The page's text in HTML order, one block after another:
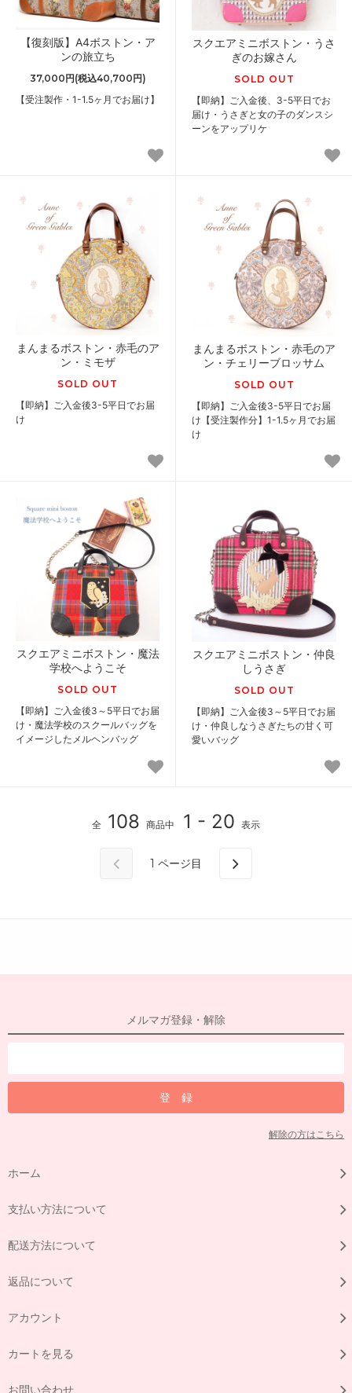
【復刻版】A4ボストン・ア
ンの旅立ち
37,000円(税込40,700円)
【受注製作・1-1.5ヶ月でお届け】
スクエアミニボストン・うさ
ぎのお嫁さん
SOLD OUT
【即納】ご入金後、3-5平日でお
届け・うさぎと女の子のダンスシ
ーンをアップリケ
まんまるボストン・赤毛のア
ン・ミモザ
SOLD OUT
【即納】ご入金後3-5平日でお届
け
まんまるボストン・赤毛のア
ン・チェリーブロッサム
SOLD OUT
【即納】ご入金後3-5平日でお届
け【受注製作分】1-1.5ヶ月でお届
け
スクエアミニボストン・魔法
学校へようこそ
SOLD OUT
【即納】ご入金後3～5平日でお届
け・魔法学校のスクールバッグを
イメージしたメルヘンバッグ
スクエアミニボストン・仲良
しうさぎ
SOLD OUT
【即納】ご入金後3～5平日でお届
け・仲良しなうさぎたちの甘く可
愛いバッグ
全 108 商品中 1 - 20 表示
1 ページ目
メルマガ登録・解除
解除の方はこちら
ホーム
支払い方法について
配送方法について
返品について
アカウント
カートを見る
お問い合わせ